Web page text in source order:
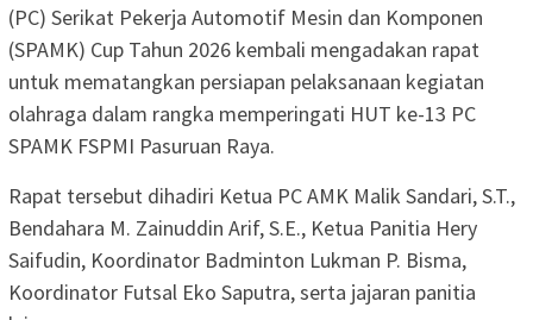
(PC) Serikat Pekerja Automotif Mesin dan Komponen
(SPAMK) Cup Tahun 2026 kembali mengadakan rapat
untuk mematangkan persiapan pelaksanaan kegiatan
olahraga dalam rangka memperingati HUT ke-13 PC
SPAMK FSPMI Pasuruan Raya.
Rapat tersebut dihadiri Ketua PC AMK Malik Sandari, S.T.,
Bendahara M. Zainuddin Arif, S.E., Ketua Panitia Hery
Saifudin, Koordinator Badminton Lukman P. Bisma,
Koordinator Futsal Eko Saputra, serta jajaran panitia